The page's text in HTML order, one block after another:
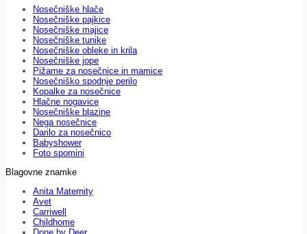
Nosečniške hlače
Nosečniške pajkice
Nosečniške majice
Nosečniške tunike
Nosečniške obleke in krila
Nosečniške jope
Pižame za nosečnice in mamice
Nosečniško spodnje perilo
Kopalke za nosečnice
Hlačne nogavice
Nosečniške blazine
Nega nosečnice
Darilo za nosečnico
Babyshower
Foto spomini
Blagovne znamke
Anita Maternity
Avet
Carriwell
Childhome